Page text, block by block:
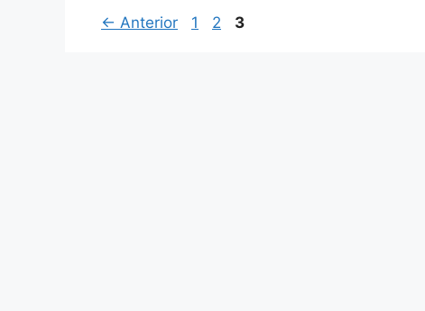
← Anterior Página
1 Página
2 Página
3